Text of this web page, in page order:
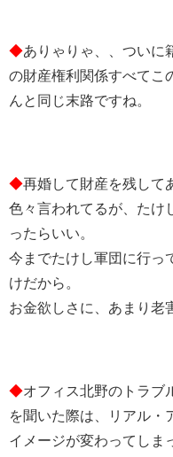
◆ありゃりゃ、、ついに
の財産権利関係すべてこ
んと同じ末路ですね。
◆再婚して財産を残して
色々言われてるが、たけ
ったらいい。
今までたけし軍団に行っ
けだから。
お金欲しさに、あまり老
◆オフィス北野のトラブ
を聞いた際は、リアル・
イメージが変わってしま